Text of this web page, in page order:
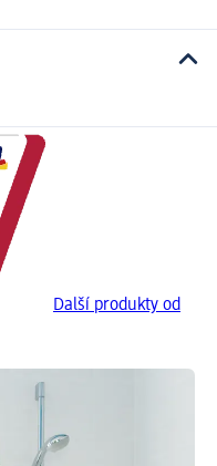
Další produkty od